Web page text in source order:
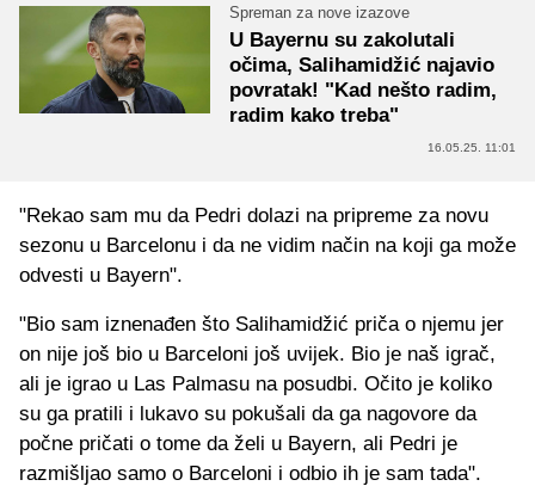
Spreman za nove izazove
U Bayernu su zakolutali
očima, Salihamidžić najavio
povratak! "Kad nešto radim,
radim kako treba"
16.05.25. 11:01
"Rekao sam mu da Pedri dolazi na pripreme za novu
sezonu u Barcelonu i da ne vidim način na koji ga može
odvesti u Bayern".
"Bio sam iznenađen što Salihamidžić priča o njemu jer
on nije još bio u Barceloni još uvijek. Bio je naš igrač,
ali je igrao u Las Palmasu na posudbi. Očito je koliko
su ga pratili i lukavo su pokušali da ga nagovore da
počne pričati o tome da želi u Bayern, ali Pedri je
razmišljao samo o Barceloni i odbio ih je sam tada".